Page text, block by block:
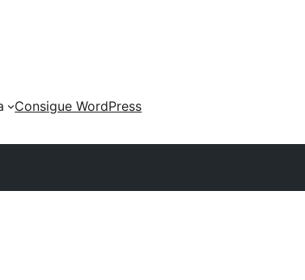
Consigue WordPress